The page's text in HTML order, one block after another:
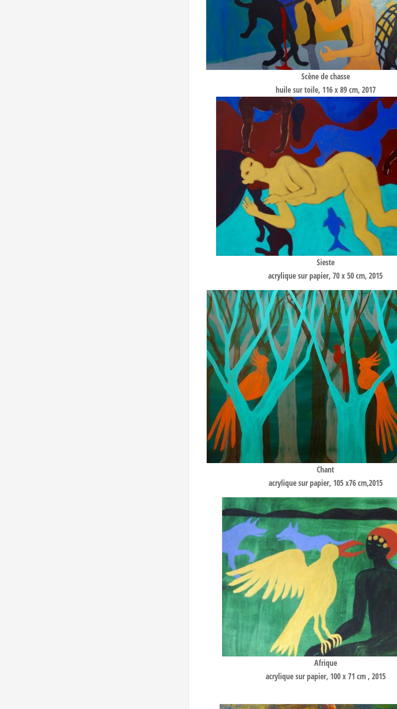
Scène de chasse
huile sur toile, 116 x 89 cm, 2017
Sieste
acrylique sur papier, 70 x 50 cm, 2015
Chant
acrylique sur papier, 105 x76 cm,2015
Afrique
acrylique sur papier, 100 x 71 cm , 2015